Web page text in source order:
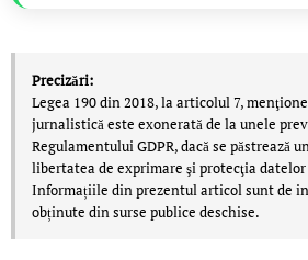
Precizări:
Legea 190 din 2018, la articolul 7,
jurnalistică este exonerată de la unele
Regulamentului GDPR, dacă se păstrează
libertatea de exprimare şi protecţia
Informațiile din prezentul articol sunt de
obținute din surse publice deschise.